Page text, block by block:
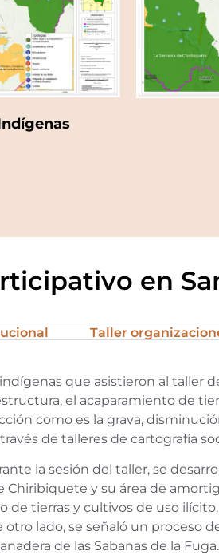
en
Taller
que asistieron al taller
el acaparamiento de
como es la grava,
de talleres de cartografía
la sesión del taller, se
Chiribiquete y su área de
de tierras y cultivos de uso
lado, se señaló un proceso
de las Sabanas de la